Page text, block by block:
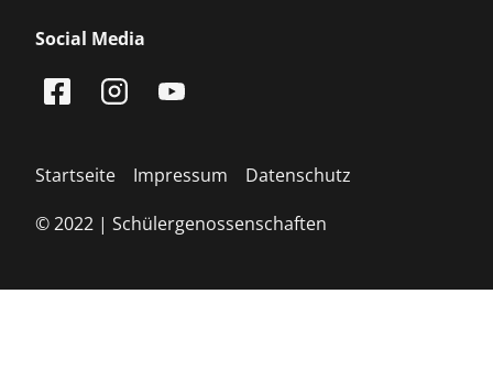
Social Media
Startseite Impressum
Datenschutz
© 2022 | Schülergenossenschaften